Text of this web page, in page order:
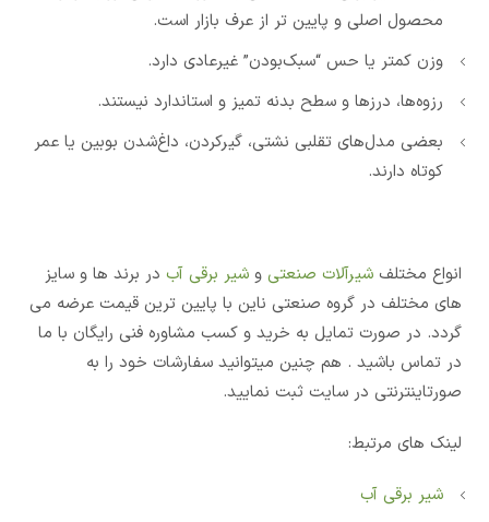
محصول اصلی و پایین تر از عرف بازار است.
وزن کمتر یا حس “سبک‌بودن” غیرعادی دارد.
رزوه‌ها، درزها و سطح بدنه تمیز و استاندارد نیستند.
بعضی مدل‌های تقلبی نشتی، گیرکردن، داغ‌شدن بوبین یا عمر
کوتاه دارند.
انواع مختلف شیرآلات صنعتی و شیر برقی آب در برند ها و سایز
های مختلف در گروه صنعتی ناین با پایین ترین قیمت عرضه می
گردد. در صورت تمایل به خرید و کسب مشاوره فنی رایگان با ما
در تماس باشید . هم چنین میتوانید سفارشات خود را به
صورتاینترنتی در سایت ثبت نمایید.
لینک های مرتبط:
شیر برقی آب